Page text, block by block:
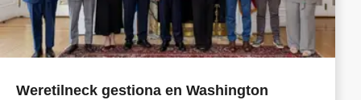
Weretilneck gestiona en Washington